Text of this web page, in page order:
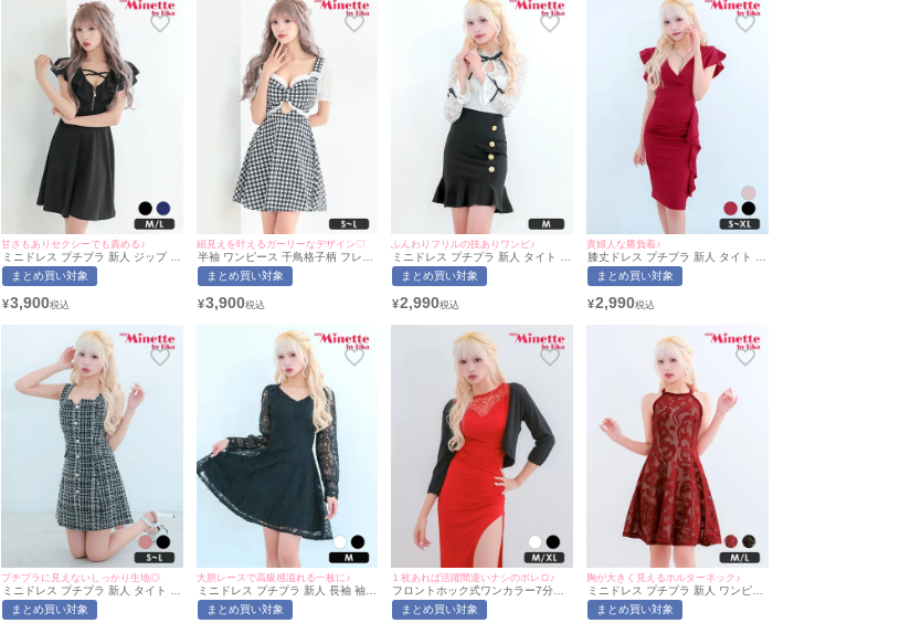
甘さもありセクシーでも責める♪
ミニドレス プチプラ 新人 ジップ ワ
ンピース セクシー 半袖 低身長 谷間
スナック パール 肩フリル クロスコ
用/M~Lサイズ対応) | myMinette/マ
まとめ買い対象
¥3,900
細見えを叶えるガーリーなデザイン♡
半袖 ワンピース 千鳥格子柄 フレア
ドレス (ひなたまる着用/S~Lサイズ
対応) | myMinette/マイミネット
まとめ買い対象
¥3,900
ふんわりフリルの技ありワンピ♪
ミニドレス プチプラ 新人 タイト 長
袖 袖あり ワンピース 韓国ドレス マ
ーメイド レース レース袖 花柄 低身
キャバドレス (ひなたまる着用/Mサ
まとめ買い対象
¥2,990
貴婦人な勝負着♪
膝丈ドレス プチプラ 新人 タイト セ
クシー 半袖 低身長 谷間 ワインレ
ッド 肩フリル Vネック フォーマル
用/S~XLサイズ対応) | myMinette/マ
まとめ買い対象
¥2,990
プチプラに見えないしっかり生地◎
ミニドレス プチプラ 新人 タイト ツ
イード ノースリーブ 低身長 ブラッ
ク Aライン フロンドボタン ハート
まとめ買い対象
大胆レースで高級感溢れる一枚に♪
ミニドレス プチプラ 新人 長袖 袖あ
り ワンピース フレア セクシー ラウ
ンジ レース 花柄 胸元隠し 同伴 総
まとめ買い対象
１枚あれば活躍間違いナシのボレロ♪
フロントホック式ワンカラー7分袖
シンプルプチプラボレロ (Mサイ
ズ/XLサイズ) [myMinette/マイミネ
まとめ買い対象
胸が大きく見えるホルターネック♪
ミニドレス プチプラ 新人 ワンピー
ス フレア ホルターネック セクシー
ラウンジ レース 低身長 胸元隠し 同
まとめ買い対象